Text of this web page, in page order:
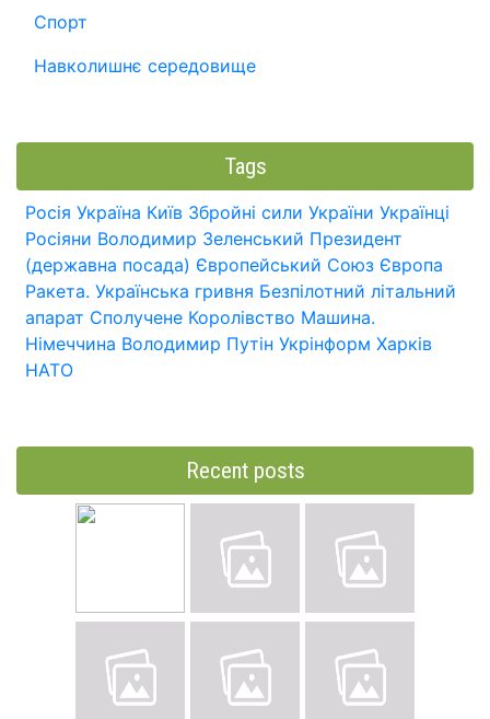
Спорт
Навколишнє середовище
Tags
Росія Україна Київ Збройні сили України Українці
Росіяни Володимир Зеленський Президент
(державна посада) Європейський Союз Європа
Ракета. Українська гривня Безпілотний літальний
апарат Сполучене Королівство Машина.
Німеччина Володимир Путін Укрінформ Харків
НАТО
Recent posts